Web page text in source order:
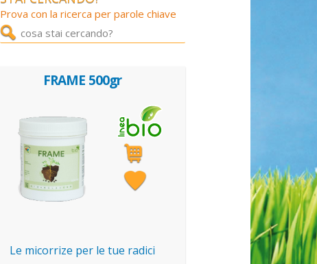
Prova con la ricerca per parole chiave
FRAME 500gr
Le micorrize per le tue radici